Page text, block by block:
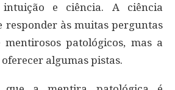
intuição e ciência. A ciência
responder às muitas perguntas
mentirosos patológicos, mas a
algumas pistas.